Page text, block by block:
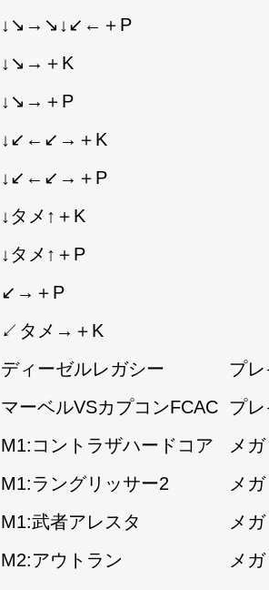
↓↘→↘↓↙←＋P
↓↘→＋K
↓↘→＋P
↓↙←↙→＋K
↓↙←↙→＋P
↓タメ↑＋K
↓タメ↑＋P
↙→＋P
↙タメ→＋K
ディーゼルレガシー
プ
マーベルVSカプコンFCAC プ
M1:コントラザハードコア
メ
M1:ラングリッサー2
メ
M1:武者アレスタ
メ
M2:アウトラン
メ